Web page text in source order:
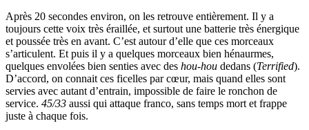
Après 20 secondes environ, on les retrouve entièrement. Il y a
toujours cette voix très éraillée, et surtout une batterie très énergique
et poussée très en avant. C’est autour d’elle que ces morceaux
s’articulent. Et puis il y a quelques morceaux bien hénaurmes,
quelques envolées bien senties avec des hou-hou dedans (Terrified).
D’accord, on connait ces ficelles par cœur, mais quand elles sont
servies avec autant d’entrain, impossible de faire le ronchon de
service. 45/33 aussi qui attaque franco, sans temps mort et frappe
juste à chaque fois.